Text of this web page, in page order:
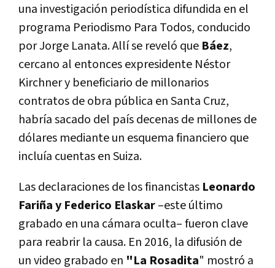
una investigación periodística difundida en el
programa Periodismo Para Todos, conducido
por Jorge Lanata. Allí se reveló que Báez,
cercano al entonces expresidente Néstor
Kirchner y beneficiario de millonarios
contratos de obra pública en Santa Cruz,
habría sacado del país decenas de millones de
dólares mediante un esquema financiero que
incluía cuentas en Suiza.
Las declaraciones de los financistas Leonardo
Fariña y Federico Elaskar–este último
grabado en una cámara oculta– fueron clave
para reabrir la causa. En 2016, la difusión de
un video grabado en "La Rosadita" mostró a